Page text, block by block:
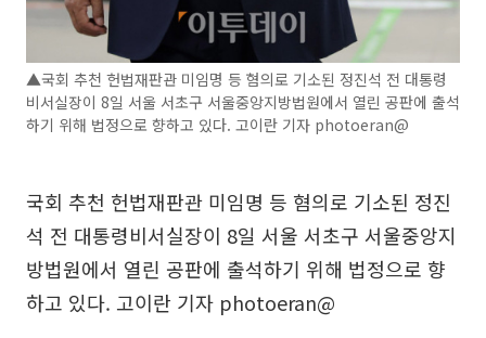
▲국회 추천 헌법재판관 미임명 등 혐의로 기소된 정진석 전 대통령
비서실장이 8일 서울 서초구 서울중앙지방법원에서 열린 공판에 출석
하기 위해 법정으로 향하고 있다. 고이란 기자 photoeran@
국회 추천 헌법재판관 미임명 등 혐의로 기소된 정진
석 전 대통령비서실장이 8일 서울 서초구 서울중앙지
방법원에서 열린 공판에 출석하기 위해 법정으로 향
하고 있다. 고이란 기자 photoeran@